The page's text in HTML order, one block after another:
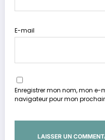
E-mail
Enregistrer mon nom, mon e-
navigateur pour mon